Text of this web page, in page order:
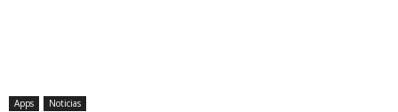
Apps Noticias